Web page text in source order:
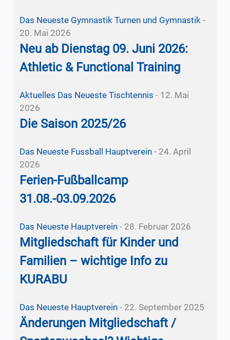
Das Neueste Gymnastik Turnen und Gymnastik -
20. Mai 2026
Neu ab Dienstag 09. Juni 2026:
Athletic & Functional Training
Aktuelles Das Neueste Tischtennis - 12. Mai
2026
Die Saison 2025/26
Das Neueste Fussball Hauptverein- 24. April
2026
Ferien-Fußballcamp
31.08.-03.09.2026
Das Neueste Hauptverein- 28. Februar 2026
Mitgliedschaft für Kinder und
Familien – wichtige Info zu
KURABU
Das Neueste Hauptverein- 22. September 2025
Änderungen Mitgliedschaft /